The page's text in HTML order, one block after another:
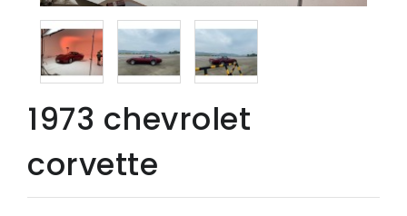
PORTFOLIO
1973 chevrolet
corvette